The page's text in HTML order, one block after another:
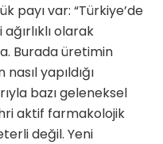
payı var: “Türkiye’de
olarak
Burada üretimin
yapıldığı
bazı geleneksel
aktif farmakolojik
değil. Yeni